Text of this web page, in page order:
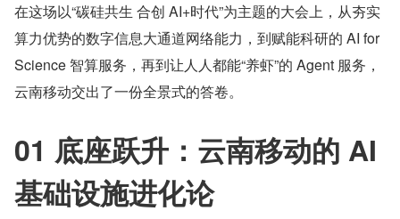
在这场以“碳硅共生 合创 AI+时代”为主题的大会上，从夯实
算力优势的数字信息大通道网络能力，到赋能科研的 AI for
Science 智算服务，再到让人人都能“养虾”的 Agent 服务，
云南移动交出了一份全景式的答卷。
01 底座跃升：云南移动的 AI
基础设施进化论